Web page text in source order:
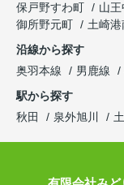
保戸野すわ町
山
御所野元町
土崎港
沿線から探す
奥羽本線
男鹿線
駅から探す
秋田
泉外旭川